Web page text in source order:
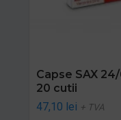
Capse SAX
20 cutii
47,10 lei + TVA